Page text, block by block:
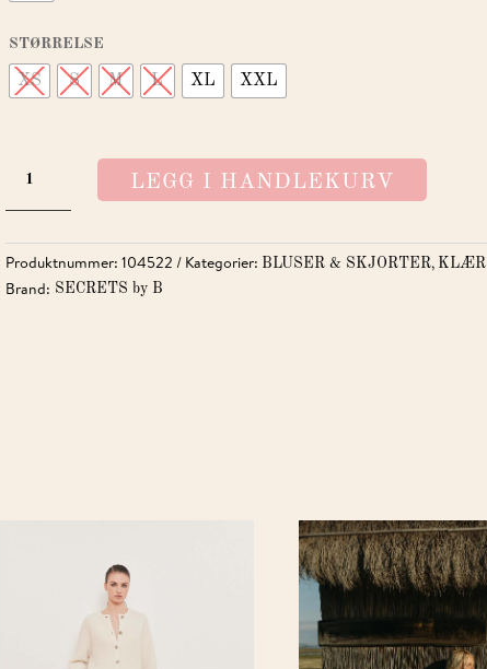
STØRRELSE
XS S M L XL XXL
TOP
ANTALL
LEGG I HANDLEKURV
Produktnummer: 104522 Kategorier: BLUSER & SKJORTER, KLÆR
Brand: SECRETS by B